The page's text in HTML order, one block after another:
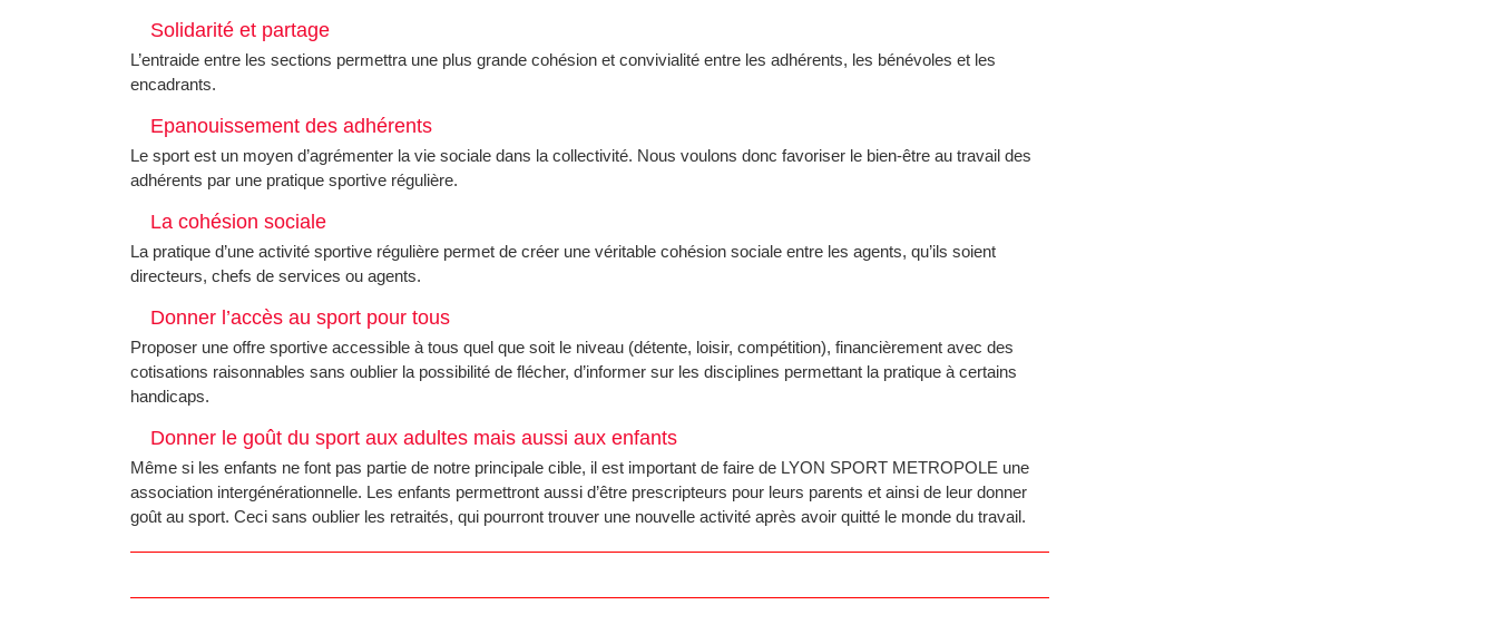
Solidarité et partage
L’entraide entre les sections permettra une plus grande cohésion et convivialité entre les adhérents, les bénévoles et les
encadrants.
Epanouissement des adhérents
Le sport est un moyen d’agrémenter la vie sociale dans la collectivité. Nous voulons donc favoriser le bien-être au travail des
adhérents par une pratique sportive régulière.
La cohésion sociale
La pratique d’une activité sportive régulière permet de créer une véritable cohésion sociale entre les agents, qu’ils soient
directeurs, chefs de services ou agents.
Donner l’accès au sport pour tous
Proposer une offre sportive accessible à tous quel que soit le niveau (détente, loisir, compétition), financièrement avec des
cotisations raisonnables sans oublier la possibilité de flécher, d’informer sur les disciplines permettant la pratique à certains
handicaps.
Donner le goût du sport aux adultes mais aussi aux enfants
Même si les enfants ne font pas partie de notre principale cible, il est important de faire de LYON SPORT METROPOLE une
association intergénérationnelle. Les enfants permettront aussi d’être prescripteurs pour leurs parents et ainsi de leur donner
goût au sport. Ceci sans oublier les retraités, qui pourront trouver une nouvelle activité après avoir quitté le monde du travail.